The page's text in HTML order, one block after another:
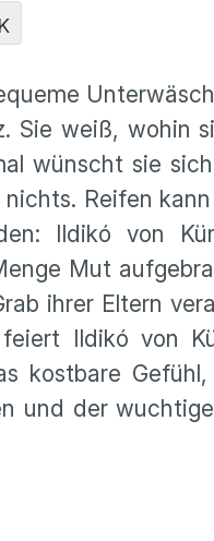
Sie weiß, wohin
wünscht sie
Reifen
Ildikó von
Mut
ihrer Eltern
Ildikó von
kostbare
und der